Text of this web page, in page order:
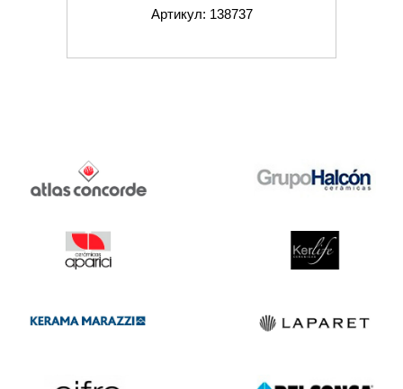
Артикул: 138737